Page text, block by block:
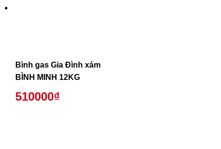
Bình gas Gia Đình xám
BÌNH MINH 12KG
510000₫